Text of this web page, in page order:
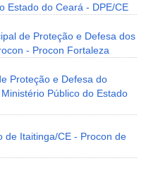
Estado do Ceará - DPE/CE
de Proteção e Defesa dos
- Procon Fortaleza
Proteção e Defesa do
Público do Estado
de Itaitinga/CE - Procon de